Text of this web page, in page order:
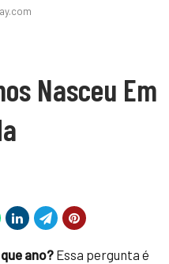
Nasceu Em
ano? Essa pergunta é